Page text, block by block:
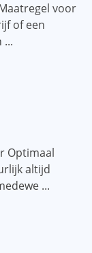
voor
of een
...
Optimaal
altijd
...